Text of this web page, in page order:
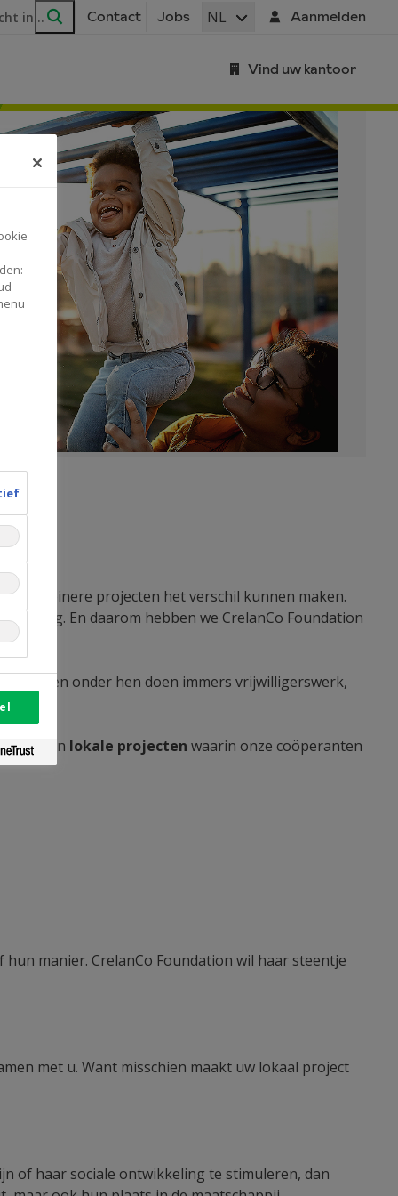
Zoeken
Contact Jobs NL Aanmelden
Vind uw kantoor
ook kleinere projecten het verschil kunnen maken.
En daarom hebben we CrelanCo Foundation
Velen onder hen doen immers vrijwilligerswerk,
en lokale projecten waarin onze coöperanten
manier. CrelanCo Foundation wil haar steentje
met u. Want misschien maakt uw lokaal project
of haar sociale ontwikkeling te stimuleren, dan